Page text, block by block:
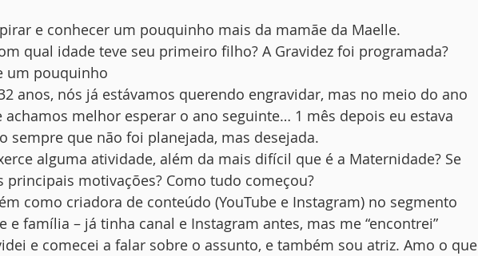
e conhecer um pouquinho mais da mamãe da Maelle.
qual idade teve seu primeiro filho? A Gravidez foi programada?
um pouquinho
anos, nós já estávamos querendo engravidar, mas no meio do ano
achamos melhor esperar o ano seguinte… 1 mês depois eu estava
sempre que não foi planejada, mas desejada.
alguma atividade, além da mais difícil que é a Maternidade? Se
principais motivações? Como tudo começou?
como criadora de conteúdo (YouTube e Instagram) no segmento
e família – já tinha canal e Instagram antes, mas me “encontrei”
e comecei a falar sobre o assunto, e também sou atriz. Amo o que